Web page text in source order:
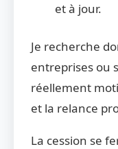
et à jour.
Je recherche
entreprises ou
réellement
et la relance
La cession se